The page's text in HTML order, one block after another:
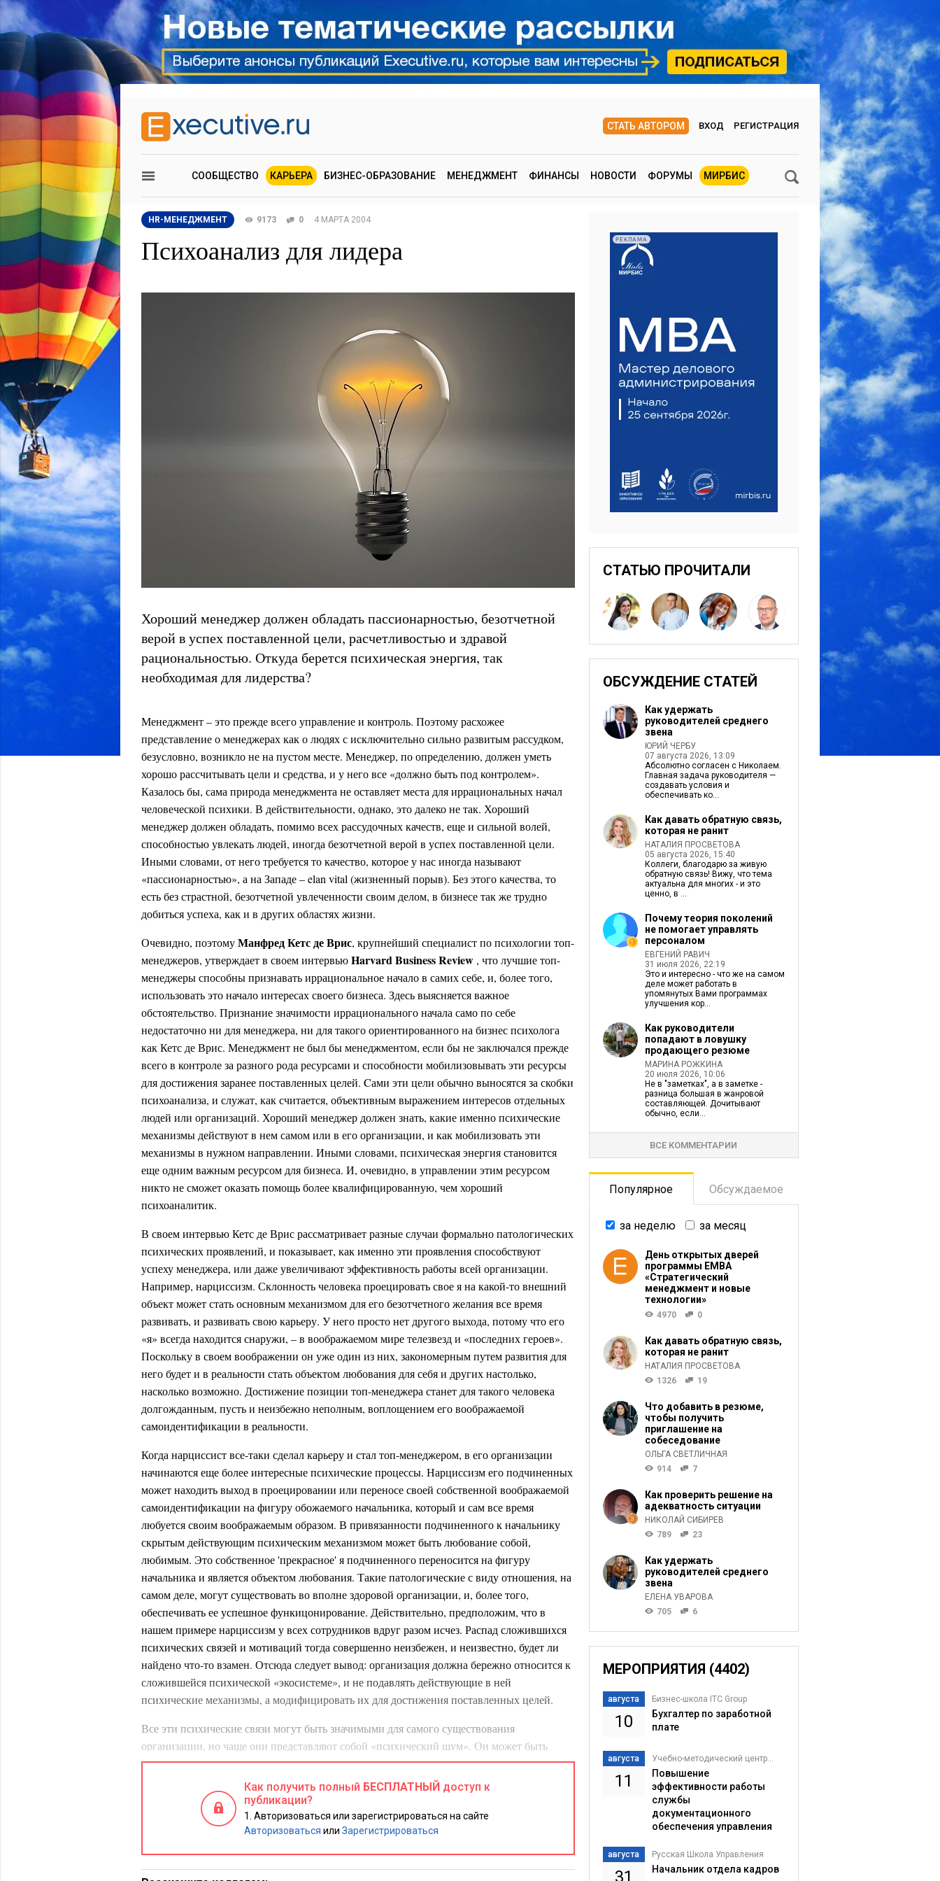
СТАТЬ АВТОРОМ ВХОД РЕГИСТРАЦИЯ
СООБЩЕСТВО КАРЬЕРА БИЗНЕС-ОБРАЗОВАНИЕ МЕНЕДЖМЕНТ ФИНАНСЫ НОВОСТИ ФОРУМЫ МИРБИС
HR-МЕНЕДЖМЕНТ 9173 0 4 МАРТА 2004
Психоанализ для лидера
Хороший менеджер должен обладать пассионарностью, безотчетной
верой в успех поставленной цели, расчетливостью и здравой
рациональностью. Откуда берется психическая энергия, так
необходимая для лидерства?
Менеджмент – это прежде всего управление и контроль. Поэтому расхожее
представление о менеджерах как о людях с исключительно сильно развитым рассудком,
безусловно, возникло не на пустом месте. Менеджер, по определению, должен уметь
хорошо рассчитывать цели и средства, и у него все «должно быть под контролем».
Казалось бы, сама природа менеджмента не оставляет места для иррациональных начал
человеческой психики. В действительности, однако, это далеко не так. Хороший
менеджер должен обладать, помимо всех рассудочных качеств, еще и сильной волей,
способностью увлекать людей, иногда безотчетной верой в успех поставленной цели.
Иными словами, от него требуется то качество, которое у нас иногда называют
«пассионарностью», а на Западе – elan vital (жизненный порыв). Без этого качества, то
есть без страстной, безотчетной увлеченности своим делом, в бизнесе так же трудно
добиться успеха, как и в других областях жизни.
Очевидно, поэтомуМанфред Кетс де Врис, крупнейший специалист по психологии топ-
менеджеров, утверждает в своем интервьюHarvard Business Review , что лучшие топ-
менеджеры способны признавать иррациональное начало в самих себе, и, более того,
использовать это начало интересах своего бизнеса. Здесь выясняется важное
обстоятельство. Признание значимости иррационального начала само по себе
недостаточно ни для менеджера, ни для такого ориентированного на бизнес психолога
как Кетс де Врис. Менеджмент не был бы менеджментом, если бы не заключался прежде
всего в контроле за разного рода ресурсами и способности мобилизовывать эти ресурсы
для достижения заранее поставленных целей. Cами эти цели обычно выносятся за скобки
психоанализа, и служат, как считается, объективным выражением интересов отдельных
людей или организаций. Хороший менеджер должен знать, какие именно психические
механизмы действуют в нем самом или в его организации, и как мобилизовать эти
механизмы в нужном направлении. Иными словами, психическая энергия становится
еще одним важным ресурсом для бизнеса. И, очевидно, в управлении этим ресурсом
никто не сможет оказать помощь более квалифицированную, чем хороший
психоаналитик.
В своем интервью Кетс де Врис рассматривает разные случаи формально патологических
психических проявлений, и показывает, как именно эти проявления способствуют
успеху менеджера, или даже увеличивают эффективность работы всей организации.
Например, нарциссизм. Склонность человека проецировать свое я на какой-то внешний
объект может стать основным механизмом для его безотчетного желания все время
развивать, и развивать свою карьеру. У него просто нет другого выхода, потому что его
«я» всегда находится снаружи, – в воображаемом мире телезвезд и «последних героев».
Поскольку в своем воображении он уже один из них, закономерным путем развития для
него будет и в реальности стать объектом любования для себя и других настолько,
насколько возможно. Достижение позиции топ-менеджера станет для такого человека
долгожданным, пусть и неизбежно неполным, воплощением его воображаемой
самоидентификации в реальности.
Когда нарциссист все-таки сделал карьеру и стал топ-менеджером, в его организации
начинаются еще более интересные психические процессы. Нарциссизм его подчиненных
может находить выход в проецировании или переносе своей собственной воображаемой
самоидентификации на фигуру обожаемого начальника, который и сам все время
любуется своим воображаемым образом. В привязанности подчиненного к начальнику
скрытым действующим психическим механизмом может быть любование собой,
любимым. Это собственное 'прекрасное' я подчиненного переносится на фигуру
начальника и является объектом любования. Такие патологические с виду отношения, на
самом деле, могут существовать во вполне здоровой организации, и, более того,
обеспечивать ее успешное функицонирование. Действительно, предположим, что в
нашем примере нарциссизм у всех сотрудников вдруг разом исчез. Распад сложившихся
психических связей и мотиваций тогда совершенно неизбежен, и неизвестно, будет ли
найдено что-то взамен. Отсюда следует вывод: организация должна бережно относится к
сложившейся психической «экосистеме», и не подавлять действующие в ней
психические механизмы, а модифицировать их для достижения поставленных целей.
Все эти психические связи могут быть значимыми для самого существования
организации, но чаще они представляют собой «психический шум». Он может быть
безвреден в ограниченных количествах, но, начиная с какого-то уровня интенсивности,
начинает мешать функционированию организации и нормальным коммуникативным
процессам в ней. В интервью рассматривается пример, когда у человека «в детстве были
сложные отношения с отцом». В результате у будущего топ-менеджера выработалась
привычка отвергать внешние авторитеты и обсессивное стремление держать все
процессы под своим собственным контролем. Впоследствии он, например, настаивал на
том, чтобы копии всех э-мэйлов в компании отсылались лично ему. Все это было
Как получить полный БЕСПЛАТНЫЙ доступ к
публикации?
Авторизоваться или зарегистрироваться на сайте
Авторизоваться или Зарегистрироваться
РЕКЛАМА
СТАТЬЮ ПРОЧИТАЛИ
ОБСУЖДЕНИЕ СТАТЕЙ
Как удержать
руководителей среднего
звена
ЮРИЙ ЧЕРБУ
07 августа 2026, 13:09
Абсолютно согласен с Николаем.
Главная задача руководителя —
создавать условия и
обеспечивать ко...
Как давать обратную связь,
которая не ранит
НАТАЛИЯ ПРОСВЕТОВА
05 августа 2026, 15:40
Коллеги, благодарю за живую
обратную связь! Вижу, что тема
актуальна для многих - и это
ценно, в ...
Почему теория поколений
не помогает управлять
персоналом
ЕВГЕНИЙ РАВИЧ
31 июля 2026, 22:19
Это и интересно - что же на самом
деле может работать в
упомянутых Вами программах
улучшения кор...
Как руководители
попадают в ловушку
продающего резюме
МАРИНА РОЖКИНА
20 июля 2026, 10:06
Не в "заметках", а в заметке -
разница большая в жанровой
составляющей. Дочитывают
обычно, если...
ВСЕ КОММЕНТАРИИ
Популярное Обсуждаемое
за неделю за месяц
День открытых дверей
программы ЕМВА
«Стратегический
менеджмент и новые
технологии»
4970 0
Как давать обратную связь,
которая не ранит
НАТАЛИЯ ПРОСВЕТОВА
1326
19
Что добавить в резюме,
чтобы получить
приглашение на
собеседование
ОЛЬГА СВЕТЛИЧНАЯ
914
7
Как проверить решение на
адекватность ситуации
НИКОЛАЙ СИБИРЕВ
789
23
Как удержать
руководителей среднего
звена
ЕЛЕНА УВАРОВА
705
6
МЕРОПРИЯТИЯ (4402)
августа
10
Бизнес-школа ITC Group
Бухгалтер по заработной
плате
августа
11
Учебно-методический центр...
Повышение
эффективности работы
службы
документационного
обеспечения управления
августа
31
Русская Школа Управления
Начальник отдела кадров